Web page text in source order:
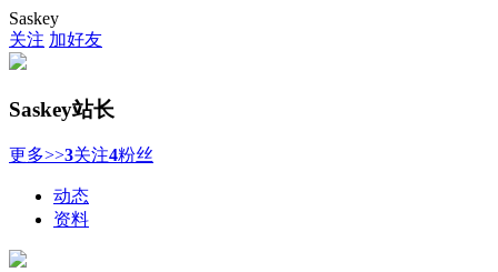
Saskey
关注 加好友
Saskey站长
更多>>3关注4粉丝
动态
资料